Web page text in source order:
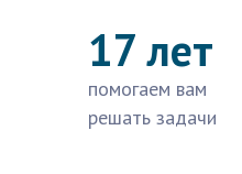
17 лет
помогаем вам
решать задачи